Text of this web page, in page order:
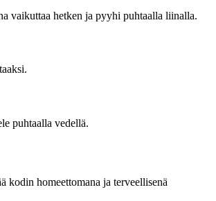
vaikuttaa hetken ja pyyhi puhtaalla liinalla.
puhtaalla vedellä.
kodin homeettomana ja terveellisenä